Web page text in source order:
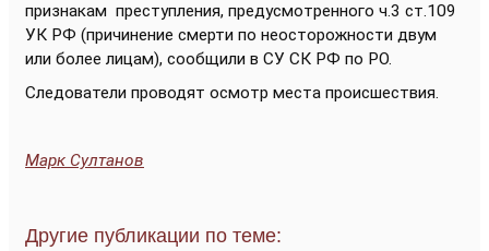
признакам преступления, предусмотренного ч.3 ст.109
УК РФ (причинение смерти по неосторожности двум
или более лицам), сообщили в СУ СК РФ по РО.
Следователи проводят осмотр места происшествия.
Марк Султанов
Другие публикации по теме: